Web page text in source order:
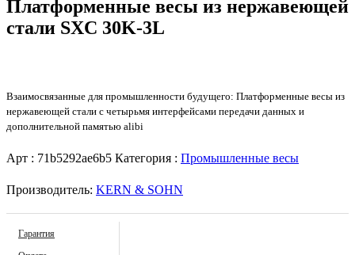
Платформенные весы из нержавеющей
стали SXC 30K-3L
Взаимосвязанные для промышленности будущего: Платформенные весы из
нержавеющей стали с четырьмя интерфейсами передачи данных и
дополнительной памятью alibi
Арт : 71b5292ae6b5 Категория : Промышленные весы
Производитель: KERN & SOHN
Гарантия